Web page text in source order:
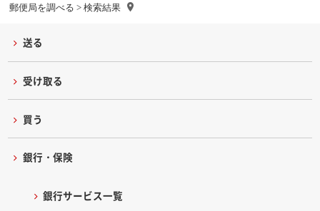
郵便局を調べる > 検索結果
送る
受け取る
買う
銀行・保険
銀行サービス一覧